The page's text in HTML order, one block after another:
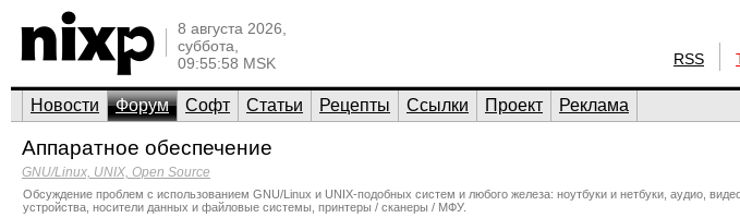
8 августа 2026,
суббота,
09:55:58 MSK
RSS
Новости Форум Софт Статьи Рецепты Ссылки Проект Реклама
Аппаратное обеспечение
GNU/Linux, UNIX, Open Source
Обсуждение проблем с использованием GNU/Linux и UNIX-подобных систем и любого железа: ноутбуки и нетбуки, аудио,
устройства, носители данных и файловые системы, принтеры / сканеры / МФУ.